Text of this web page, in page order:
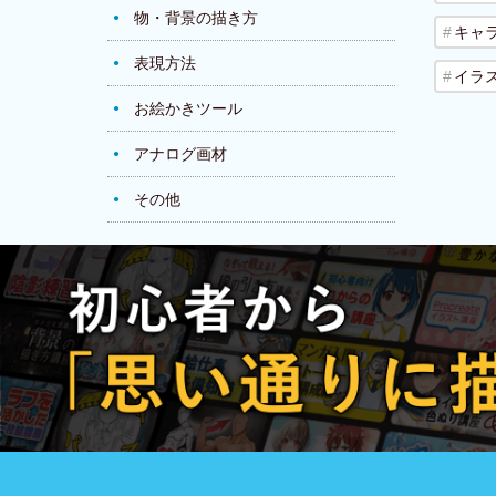
物・背景の描き方
表現方法
お絵かきツール
アナログ画材
その他
キャ
イラ